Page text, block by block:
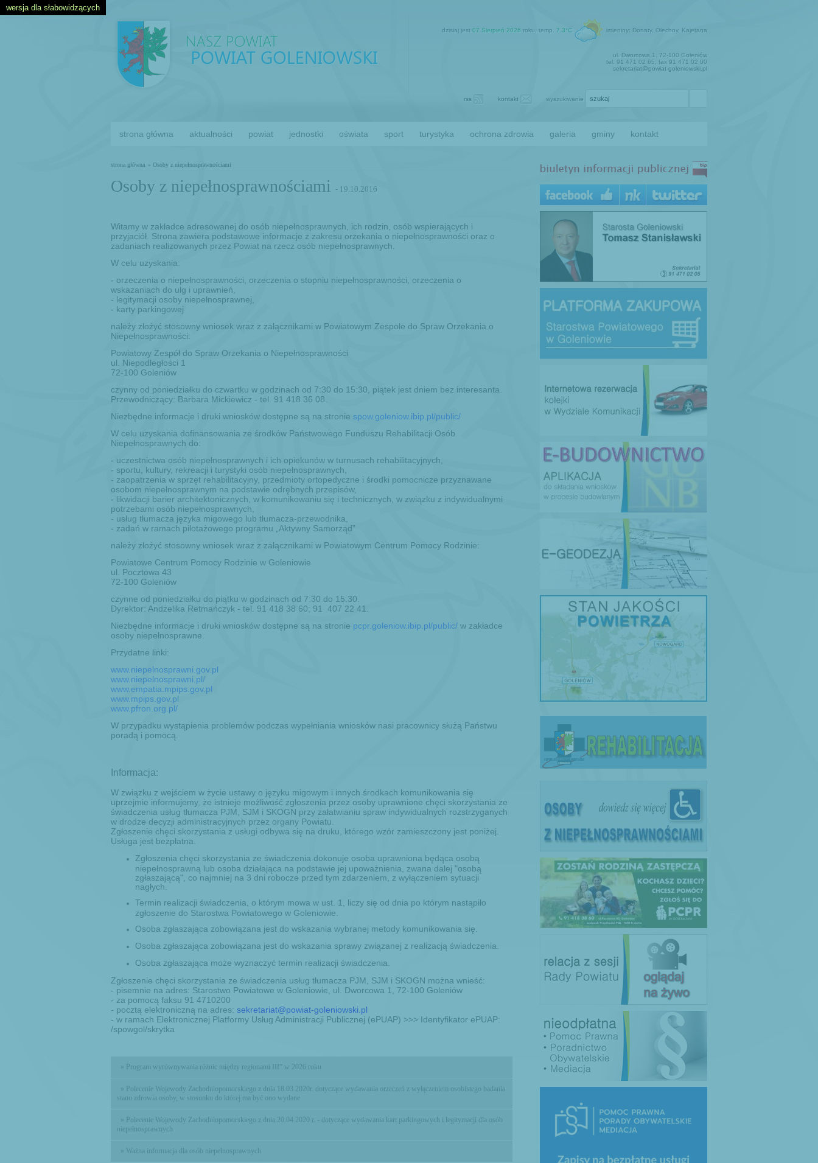
wersja dla słabowidzących
dzisiaj jest 07 Sierpień 2026 roku, temp. 7.3°C imieniny: Donaty, Olechny, Kajetana
ul. Dworcowa 1, 72-100 Goleniów
tel. 91 471 02 65, fax 91 471 02 00
sekretariat@powiat-goleniowski.pl
rss kontakt wyszukiwanie
strona główna aktualności powiat jednostki oświata sport turystyka ochrona zdrowia galeria gminy kontakt
strona główna » Osoby z niepełnosprawnościami
Osoby z niepełnosprawnościami - 19.10.2016
Witamy w zakładce adresowanej do osób niepełnosprawnych, ich rodzin, osób wspierających i
przyjaciół. Strona zawiera podstawowe informacje z zakresu orzekania o niepełnosprawności oraz o
zadaniach realizowanych przez Powiat na rzecz osób niepełnosprawnych.
W celu uzyskania:
- orzeczenia o niepełnosprawności, orzeczenia o stopniu niepełnosprawności, orzeczenia o
wskazaniach do ulg i uprawnień,
- legitymacji osoby niepełnosprawnej,
- karty parkingowej
należy złożyć stosowny wniosek wraz z załącznikami w Powiatowym Zespole do Spraw Orzekania o
Niepełnosprawności:
Powiatowy Zespół do Spraw Orzekania o Niepełnosprawności
ul. Niepodległości 1
72-100 Goleniów
czynny od poniedziałku do czwartku w godzinach od 7:30 do 15:30, piątek jest dniem bez interesanta.
Przewodniczący: Barbara Mickiewicz - tel. 91 418 36 08.
Niezbędne informacje i druki wniosków dostępne są na stronie spow.goleniow.ibip.pl/public/
W celu uzyskania dofinansowania ze środków Państwowego Funduszu Rehabilitacji Osób
Niepełnosprawnych do:
- uczestnictwa osób niepełnosprawnych i ich opiekunów w turnusach rehabilitacyjnych,
- sportu, kultury, rekreacji i turystyki osób niepełnosprawnych,
- zaopatrzenia w sprzęt rehabilitacyjny, przedmioty ortopedyczne i środki pomocnicze przyznawane
osobom niepełnosprawnym na podstawie odrębnych przepisów,
- likwidacji barier architektonicznych, w komunikowaniu się i technicznych, w związku z indywidualnymi
potrzebami osób niepełnosprawnych,
- usług tłumacza języka migowego lub tłumacza-przewodnika,
- zadań w ramach pilotażowego programu „Aktywny Samorząd”
należy złożyć stosowny wniosek wraz z załącznikami w Powiatowym Centrum Pomocy Rodzinie:
Powiatowe Centrum Pomocy Rodzinie w Goleniowie
ul. Pocztowa 43
72-100 Goleniów
czynne od poniedziałku do piątku w godzinach od 7:30 do 15:30.
Dyrektor: Andżelika Retmańczyk - tel. 91 418 38 60; 91 407 22 41.
Niezbędne informacje i druki wniosków dostępne są na stronie pcpr.goleniow.ibip.pl/public/ w zakładce
osoby niepełnosprawne.
Przydatne linki:
www.niepelnosprawni.gov.pl
www.niepelnosprawni.pl/
www.empatia.mpips.gov.pl
www.mpips.gov.pl
www.pfron.org.pl/
W przypadku wystąpienia problemów podczas wypełniania wniosków nasi pracownicy służą Państwu
poradą i pomocą.
Informacja:
W związku z wejściem w życie ustawy o języku migowym i innych środkach komunikowania się
uprzejmie informujemy, że istnieje możliwość zgłoszenia przez osoby uprawnione chęci skorzystania ze
świadczenia usług tłumacza PJM, SJM i SKOGN przy załatwianiu spraw indywidualnych rozstrzyganych
w drodze decyzji administracyjnych przez organy Powiatu.
Zgłoszenie chęci skorzystania z usługi odbywa się na druku, którego wzór zamieszczony jest poniżej.
Usługa jest bezpłatna.
Zgłoszenia chęci skorzystania ze świadczenia dokonuje osoba uprawniona będąca osobą
niepełnosprawną lub osoba działająca na podstawie jej upoważnienia, zwana dalej "osobą
zgłaszającą", co najmniej na 3 dni robocze przed tym zdarzeniem, z wyłączeniem sytuacji
nagłych.
Termin realizacji świadczenia, o którym mowa w ust. 1, liczy się od dnia po którym nastąpiło
zgłoszenie do Starostwa Powiatowego w Goleniowie.
Osoba zgłaszająca zobowiązana jest do wskazania wybranej metody komunikowania się.
Osoba zgłaszająca zobowiązana jest do wskazania sprawy związanej z realizacją świadczenia.
Osoba zgłaszająca może wyznaczyć termin realizacji świadczenia.
Zgłoszenie chęci skorzystania ze świadczenia usług tłumacza PJM, SJM i SKOGN można wnieść:
- pisemnie na adres: Starostwo Powiatowe w Goleniowie, ul. Dworcowa 1, 72-100 Goleniów
- za pomocą faksu 91 4710200
- pocztą elektroniczną na adres: sekretariat@powiat-goleniowski.pl
- w ramach Elektronicznej Platformy Usług Administracji Publicznej (ePUAP) >>> Identyfikator ePUAP:
/spowgol/skrytka
» Program wyrównywania różnic między regionami III” w 2026 roku
» Polecenie Wojewody Zachodniopomorskiego z dnia 18.03.2020r. dotyczące wydawania orzeczeń z wyłączeniem osobistego badania
stanu zdrowia osoby, w stosunku do której ma być ono wydane
» Polecenie Wojewody Zachodniopomorskiego z dnia 20.04.2020 r. - dotyczące wydawania kart parkingowych i legitymacji dla osób
niepełnosprawnych
» Ważna informacja dla osób niepełnosprawnych